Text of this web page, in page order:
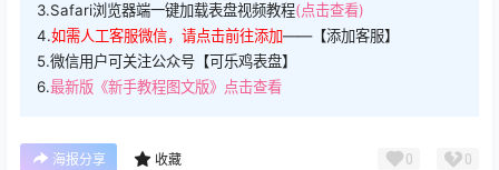
3.Safari浏览器端一键加载表盘视频教程(点击查看)
4.如需人工客服微信，请点击前往添加——【添加客服】
5.微信用户可关注公众号【可乐鸡表盘】
6.最新版《新手教程图文版》点击查看
海报分享 收藏 0 0